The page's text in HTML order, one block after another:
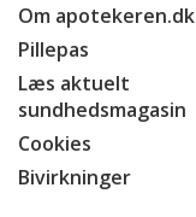
Om apotekeren.dk
Pillepas
Læs aktuelt
sundhedsmagasin
Cookies
Bivirkninger